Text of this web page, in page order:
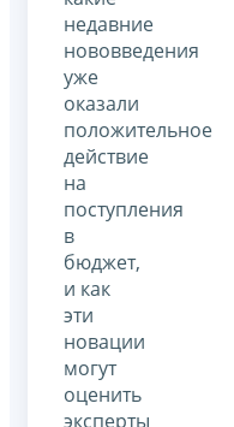
недавние
нововведения
уже
оказали
положительное
действие
на
поступления
в
бюджет,
и как
эти
новации
могут
оценить
эксперты